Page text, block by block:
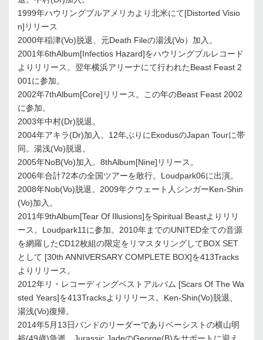
1999年ハウリングブルアメリカより北米にて[Distorted Visio
n]リリース
2000年稲津(Vo)脱退、元Death Fileの湯浅(Vo）加入。
2001年6thAlbum[Infectios Hazard]をハウリングブルレコード
よりリリース。翌年横浜アリーナにて行われたBeast Feast 2
001に参加。
2002年7thAlbum[Core]リリース。この年のBeast Feast 2002
に参加。
2003年中村(Dr)脱退。
2004年アキラ(Dr)加入。12年ぶりにExodusのJapan Tourに帯
同。湯浅(Vo)脱退。
2005年NoB(Vo)加入。8thAlbum[Nine]リリース。
2006年合計72本の全国ツアーを敢行。Loudpark06に出演。
2008年Nob(Vo)脱退。2009年クウェート人シンガーKen-Shin
(Vo)加入。
2011年9thAlbum[Tear Of Illusions]をSpiritual Beastよりリリ
ース。Loudpark11に参加。2010年までのUNITED全ての音源
を網羅したCD12枚組の限定をリマスタリングしてBOX SET
として [30th ANNIVERSARY COMPLETE BOX]を413Tracks
よりリリース。
2012年リ・レコーディングベストアルバム [Scars Of The Wa
sted Years]を413Tracksよりリリース。Ken-Shin(Vo)脱退、
湯浅(Vo)復帰。
2014年5月13日バンドのリーダーでありベーシストの横山明